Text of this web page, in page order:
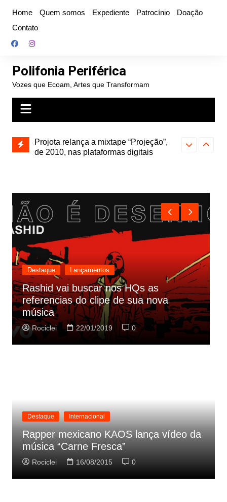
conteúdo
Home Quem somos Expediente Patrocínio
Doação
Contato
Polifonia Periférica
Vozes que Ecoam, Artes que Transformam
e abre
autoral,
Projota relança a mixtape “Projeção”,
de 2010, nas plataformas digitais
Farofa
Destaque Lançamentos
Rashid vai buscar nos HQs as
referencias do clipe de sua nova
música
Rociclei 22/01/2019 0
Destaque Internacional
Rapper mexicano KAOS lança vídeo da
música “Carne Fresca”
Rociclei 16/08/2015 0